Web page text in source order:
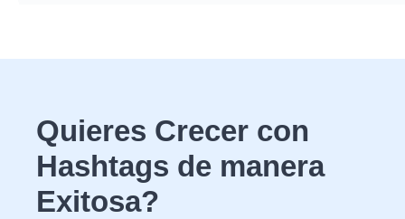
Quieres Crecer con
Hashtags de manera
Exitosa?